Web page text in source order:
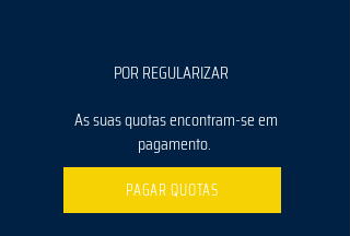
POR REGULARIZAR
As suas quotas encontram-se em
pagamento.
PAGAR QUOTAS